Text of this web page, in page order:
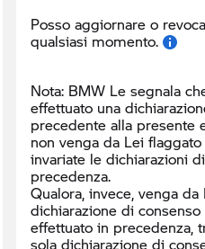
Posso aggiornare o
qualsiasi momento.
Nota: BMW Le segnala
effettuato una
precedente alla presente
non venga da Lei
invariate le dichiarazioni
precedenza.
Qualora, invece, venga
dichiarazione di
effettuato in precedenza,
sola dichiarazione di